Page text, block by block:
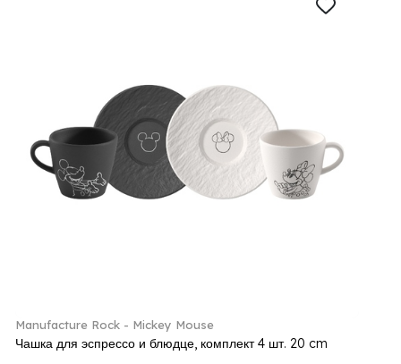
Manufacture Rock - Mickey Mouse
Чашка для эспрессо и блюдце, комплект 4 шт. 20 cm